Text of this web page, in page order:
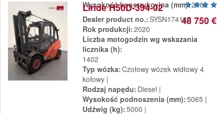
Wysokość konstrukcyjna (mm) 2460
48 750 €
Linde H50D-394-02
Dealer product no. SYSN174147
Rok produkcji 2020
Liczba motogodzin wg wskazania
licznika (h)
1402
Typ wózka Czołowy wózek widłowy 4
kołowy
Rodzaj napędu Diesel
Wysokość podnoszenia (mm) 5065
Udźwig (kg) 5000